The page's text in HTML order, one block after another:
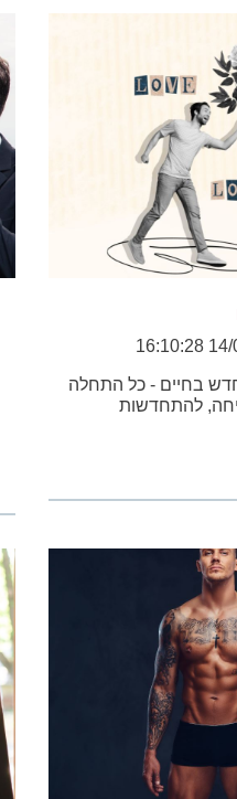
בחיים - כל התחלה
להתחדשות